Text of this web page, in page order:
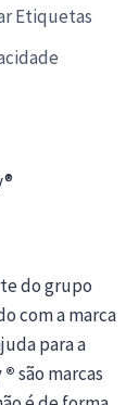
Etiquetas
do grupo
com a marca
para a
®são marcas